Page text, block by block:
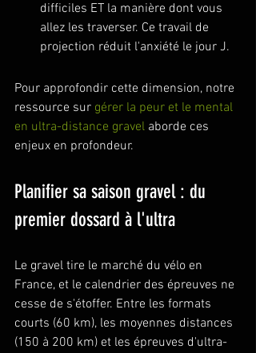
difficiles ET la manière dont vous
allez les traverser. Ce travail de
projection réduit l'anxiété le jour J.
Pour approfondir cette dimension, notre
ressource sur gérer la peur et le mental
en ultra-distance gravel aborde ces
enjeux en profondeur.
Planifier sa saison gravel : du
premier dossard à l'ultra
Le gravel tire le marché du vélo en
France, et le calendrier des épreuves ne
cesse de s'étoffer. Entre les formats
courts (60 km), les moyennes distances
(150 à 200 km) et les épreuves d'ultra-